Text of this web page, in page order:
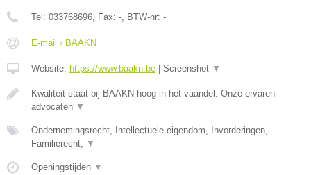
Tel: 033768696, Fax: -, BTW-nr: -
E-mail › BAAKN
Website: https://www.baakn.be Screenshot ▼
Kwaliteit staat bij BAAKN hoog in het vaandel. Onze ervaren
advocaten ▼
Ondernemingsrecht, Intellectuele eigendom, Invorderingen,
Familierecht, ▼
Openingstijden ▼